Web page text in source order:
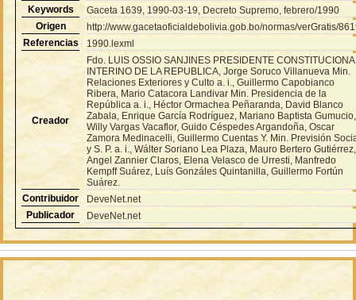
Keywords
Gaceta 1639, 1990-03-19, Decreto Supremo, febrero/1990
Origen
http://www.gacetaoficialdebolivia.gob.bo/normas/verGratis/
Referencias
1990.lexml
Creador
Fdo. LUIS OSSIO SANJINES PRESIDENTE
INTERINO DE LA REPUBLICA, Jorge Soruco Villanueva Min.
Relaciones Exteriores y Culto a. i., Guillermo Capobianco
Ribera, Mario Catacora Landivar Min. Presidencia de la
República a. i., Héctor Ormachea Peñaranda, David Blanco
Zabala, Enrique García Rodríguez, Mariano Baptista Gumucio,
Willy Vargas Vacaflor, Guido Céspedes Argandoña, Oscar
Zamora Medinacelli, Guillermo Cuentas Y. Min. Previsión
y S. P. a. i., Wálter Soriano Lea Plaza, Mauro Bertero Gutiérrez,
Angel Zannier Claros, Elena Velasco de Urresti, Manfredo
Kempff Suárez, Luís Gonzáles Quintanilla, Guillermo Fortún
Suárez.
Contribuidor
DeveNet.net
Publicador
DeveNet.net